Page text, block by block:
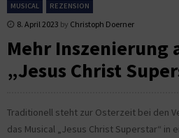
MUSICAL REZENSION
8. April 2023 by Christoph Doerner
Mehr Inszenierung
„Jesus Christ
Traditionell steht zur Osterzeit bei den
das Musical „Jesus Christ Superstar“ in